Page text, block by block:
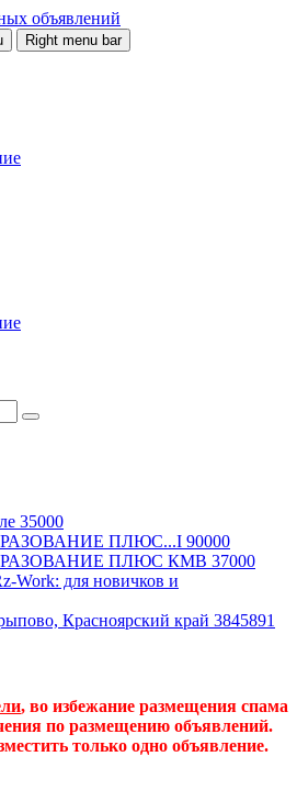
объявлений
Right menu bar
35000
ПЛЮС...I 90000
ПЛЮС КМВ 37000
Work: для новичков и
Красноярский край 3845891
, во избежание размещения спама
по размещению объявлений.
только одно объявление.